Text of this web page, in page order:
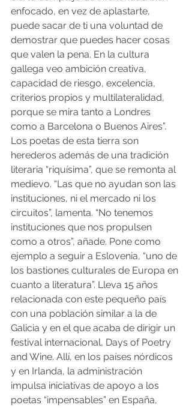
enfocado, en vez de aplastarte,
puede sacar de ti una voluntad de
demostrar que puedes hacer cosas
que valen la pena. En la cultura
gallega veo ambición creativa,
capacidad de riesgo, excelencia,
criterios propios y multilateralidad,
porque se mira tanto a Londres
como a Barcelona o Buenos Aires”.
Los poetas de esta tierra son
herederos además de una tradición
literaria “riquísima”, que se remonta al
medievo. “Las que no ayudan son las
instituciones, ni el mercado ni los
circuitos”, lamenta. “No tenemos
instituciones que nos propulsen
como a otros”, añade. Pone como
ejemplo a seguir a Eslovenia, “uno de
los bastiones culturales de Europa en
cuanto a literatura”. Lleva 15 años
relacionada con este pequeño país
con una población similar a la de
Galicia y en el que acaba de dirigir un
festival internacional, Days of Poetry
and Wine. Allí, en los países nórdicos
y en Irlanda, la administración
impulsa iniciativas de apoyo a los
poetas “impensables” en España,